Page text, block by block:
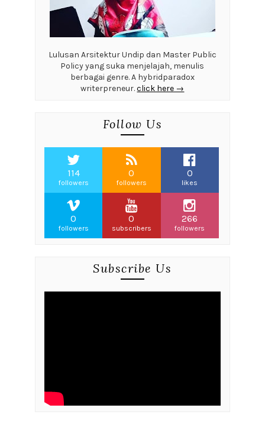
Lulusan Arsitektur Undip dan Master Public
Policy yang suka menjelajah, menulis
berbagai genre. A hybridparadox
writerpreneur.click here →
Follow Us
114
followers
0
followers
0
likes
0
followers
0
subscribers
266
followers
Subscribe Us